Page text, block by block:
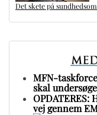
Det skete på
MFN-
skal
OPDATERES:
vej gennem